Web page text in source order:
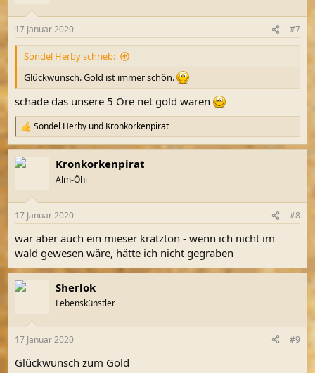
e
n
17 Januar 2020 #7
Sondel Herby schrieb:
Glückwunsch. Gold ist immer schön.
schade das unsere 5 Öre net gold waren
R
e
a
k
e
:
Sondel Herby und Kronkorkenpirat
Kronkorkenpirat
Alm-Öhi
17 Januar 2020 #8
war aber auch ein mieser kratzton - wenn ich nicht im
wald gewesen wäre, hätte ich nicht gegraben
Sherlok
Lebenskünstler
17 Januar 2020 #9
Glückwunsch zum Gold